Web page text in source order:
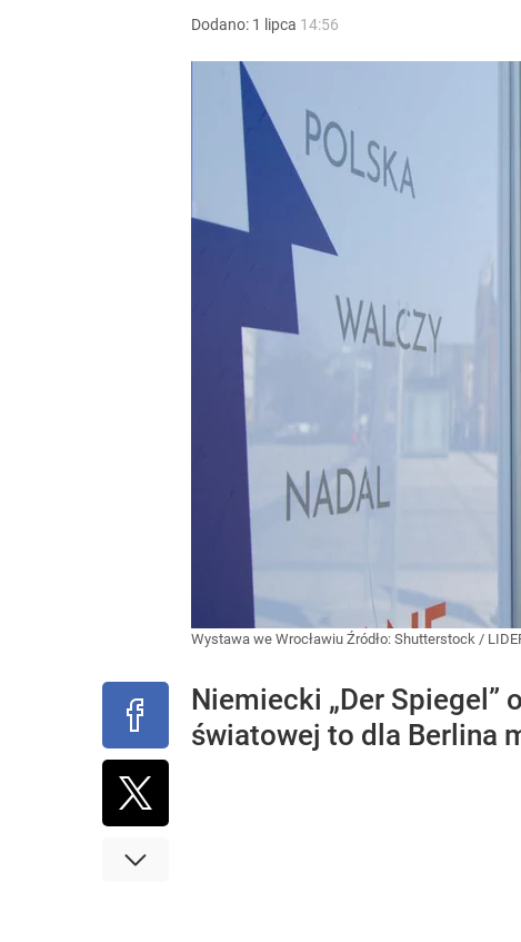
Dodano: 1 lipca 14:56
Wystawa we Wrocławiu Źródło: Shutterstock /
Niemiecki „Der Spiegel”
światowej to dla Berlina